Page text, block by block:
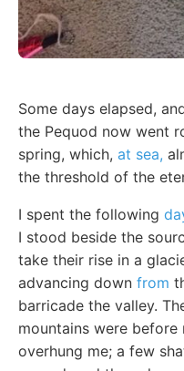
Some days elapsed,
the Pequod now went
spring, which, at sea,
the threshold of the
I spent the following
I stood beside the
take their rise in a
advancing down from
barricade the valley.
mountains were
overhung me; a few